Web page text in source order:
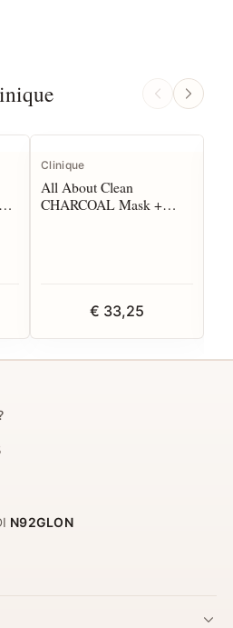
Clinique
All About Clean
CHARCOAL Mask +
€ 33,25
N92GLON